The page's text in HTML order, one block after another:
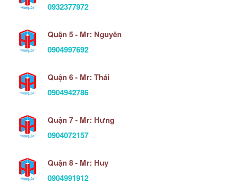
0932377972
Quận 5 - Mr: Nguyên
0904997692
Quận 6 - Mr: Thái
0904942786
Quận 7 - Mr: Hưng
0904072157
Quận 8 - Mr: Huy
0904991912